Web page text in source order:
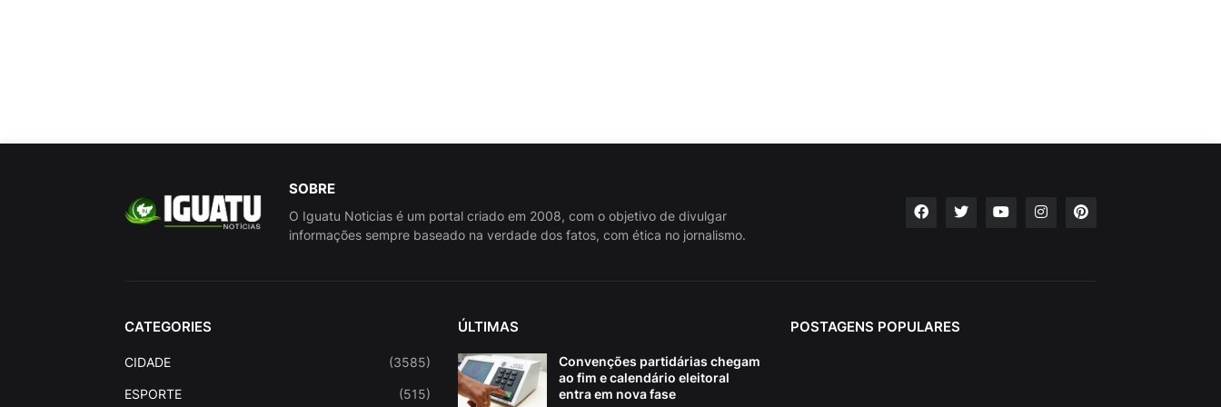
SOBRE
O Iguatu Noticias é um portal criado em 2008, com o objetivo de divulgar
informações sempre baseado na verdade dos fatos, com ética no jornalismo.
CATEGORIES
CIDADE (3585)
ESPORTE (515)
ÚLTIMAS
Convenções partidárias chegam
ao fim e calendário eleitoral
entra em nova fase
POSTAGENS POPULARES